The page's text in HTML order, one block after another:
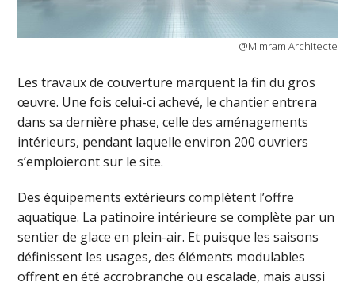
@Mimram Architecte
Les travaux de couverture marquent la fin du gros
œuvre. Une fois celui-ci achevé, le chantier entrera
dans sa dernière phase, celle des aménagements
intérieurs, pendant laquelle environ 200 ouvriers
s’emploieront sur le site.
Des équipements extérieurs complètent l’offre
aquatique. La patinoire intérieure se complète par un
sentier de glace en plein-air. Et puisque les saisons
définissent les usages, des éléments modulables
offrent en été accrobranche ou escalade, mais aussi